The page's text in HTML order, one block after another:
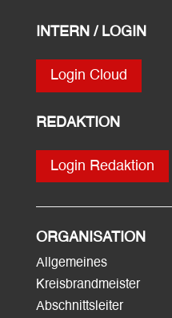
INTERN / LOGIN
Login Cloud
REDAKTION
Login Redaktion
ORGANISATION
Allgemeines
Kreisbrandmeister
Abschnittsleiter